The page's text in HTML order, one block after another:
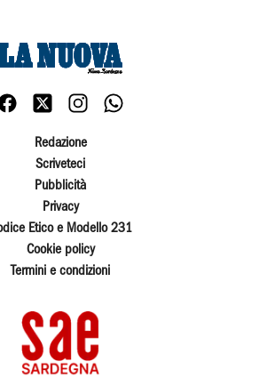
Redazione
Scriveteci
Pubblicità
Privacy
Etico e Modello 231
Cookie policy
Termini e condizioni